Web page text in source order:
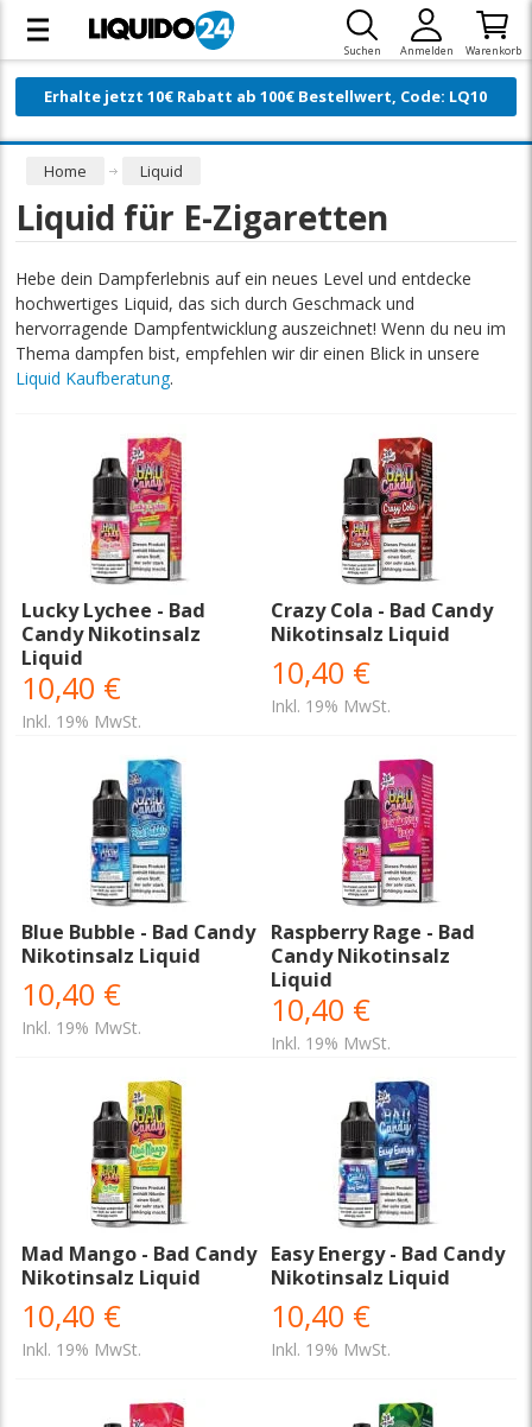
Suchen Anmelden Warenkorb
Erhalte jetzt 10€ Rabatt ab 100€ Bestellwert, Code: LQ10
Home Liquid
Liquid für E-Zigaretten
Hebe dein Dampferlebnis auf ein neues Level und entdecke
hochwertiges Liquid, das sich durch Geschmack und
hervorragende Dampfentwicklung auszeichnet! Wenn du neu im
Thema dampfen bist, empfehlen wir dir einen Blick in unsere
Liquid Kaufberatung.
Lucky Lychee - Bad
Candy Nikotinsalz
Liquid
10,40 €
Inkl. 19% MwSt.
Crazy Cola - Bad Candy
Nikotinsalz Liquid
10,40 €
Inkl. 19% MwSt.
Blue Bubble - Bad Candy
Nikotinsalz Liquid
10,40 €
Inkl. 19% MwSt.
Raspberry Rage - Bad
Candy Nikotinsalz
Liquid
10,40 €
Inkl. 19% MwSt.
Mad Mango - Bad Candy
Nikotinsalz Liquid
10,40 €
Inkl. 19% MwSt.
Easy Energy - Bad Candy
Nikotinsalz Liquid
10,40 €
Inkl. 19% MwSt.